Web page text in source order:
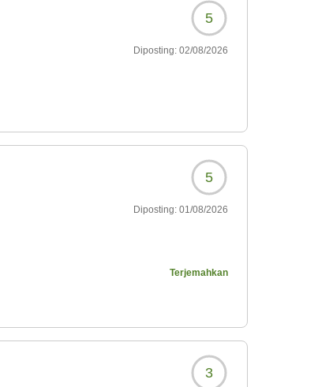
5
Diposting: 02/08/2026
5
Diposting: 01/08/2026
Terjemahkan
3